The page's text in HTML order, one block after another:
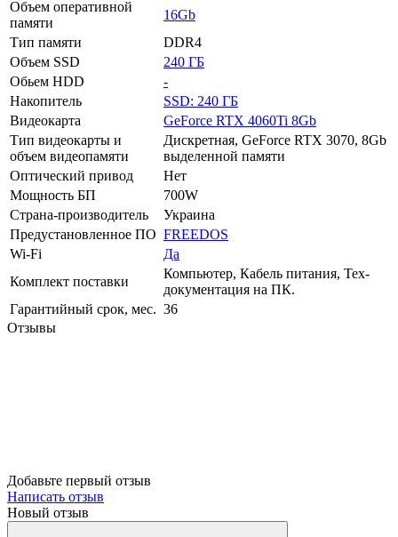
Объем оперативной
памяти
16Gb
Тип памяти
DDR4
Объем SSD
240 ГБ
Обьем HDD
-
Накопитель
SSD: 240 ГБ
Видеокарта
GeForce RTX 4060Ti 8Gb
Тип видеокарты и
объем видеопамяти
Дискретная, GeForce RTX 3070, 8Gb
выделенной памяти
Оптический привод
Нет
Мощность БП
700W
Страна-производитель
Украина
Предустановленное ПО FREEDOS
Wi-Fi
Да
Комплект поставки
Компьютер, Кабель питания, Тех-
документация на ПК.
Гарантийный срок, мес. 36
Отзывы
Добавьте первый отзыв
Написать отзыв
Новый отзыв